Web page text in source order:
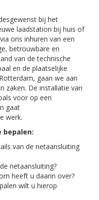
bij het
laadstation bij huis of
ons inhuren van een
betrouwbare en
van de technische
en de plaatselijke
gaan we aan
zaken. De installatie van
voor op een
gaat
werk.
bepalen:
van de netaansluiting
netaansluiting?
heeft u daarin over?
wilt u hierop